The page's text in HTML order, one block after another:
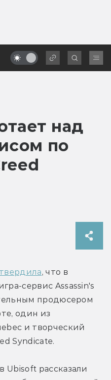
над
по
, что в
сервис Assassin's
продюсером
один из
и творческий
Syndicate.
Ubisoft рассказали